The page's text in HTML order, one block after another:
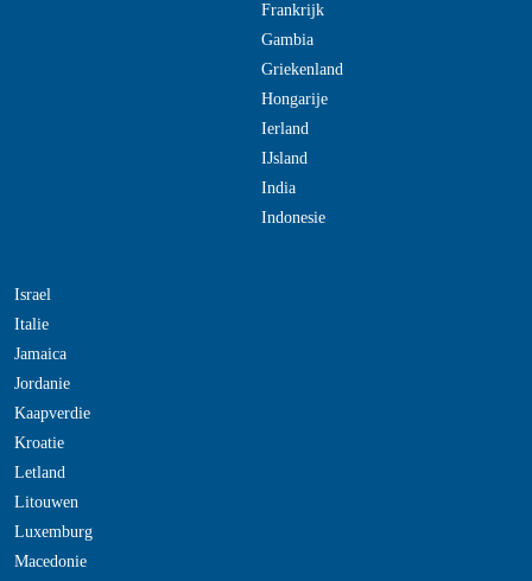
Frankrijk
Gambia
Griekenland
Hongarije
Ierland
IJsland
India
Indonesie
Israel
Italie
Jamaica
Jordanie
Kaapverdie
Kroatie
Letland
Litouwen
Luxemburg
Macedonie